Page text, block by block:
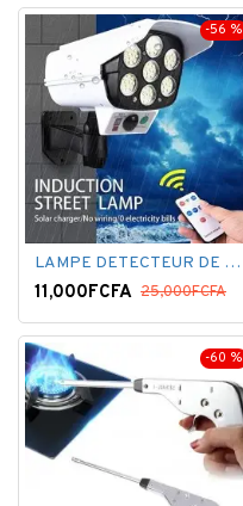
-56 %
LAMPE DETECTEUR DE MOUVEMENT SOLAR SENSOR LIGHT
11,000FCFA 25,000FCFA
-60 %